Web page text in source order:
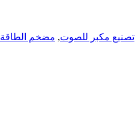
تصنيع مكبر للصوت, مضخم الطاقة SMT